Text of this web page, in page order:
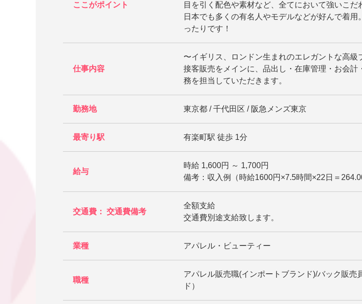
ここがポイント
目を引く配色や素材など、全てにおいて強いこだ
日本でも多くの有名人やモデルなどが好んで着
ったりです！
仕事内容
〜イギリス、ロンドン生まれのエレガントな高級
接客販売をメインに、品出し・在庫管理・お会
務を担当していただきます。
勤務地 東京都 / 千代田区 / 阪急メンズ東京
最寄り駅 有楽町駅 徒歩 1分
給与
時給 1,600円 ～ 1,700円
備考：収入例（時給1600円×7.5時間×22日＝
交通費： 交通費備考
全額支給
交通費別途支給致します。
業種 アパレル・ビューティー
職種
アパレル販売職(インポートブランド)/バック販
ド）